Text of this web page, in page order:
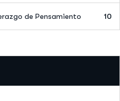
de Pensamiento 10